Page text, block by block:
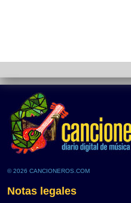
© 2026 CANCIONEROS.COM
Notas legales